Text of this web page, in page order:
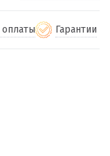
Гарантии